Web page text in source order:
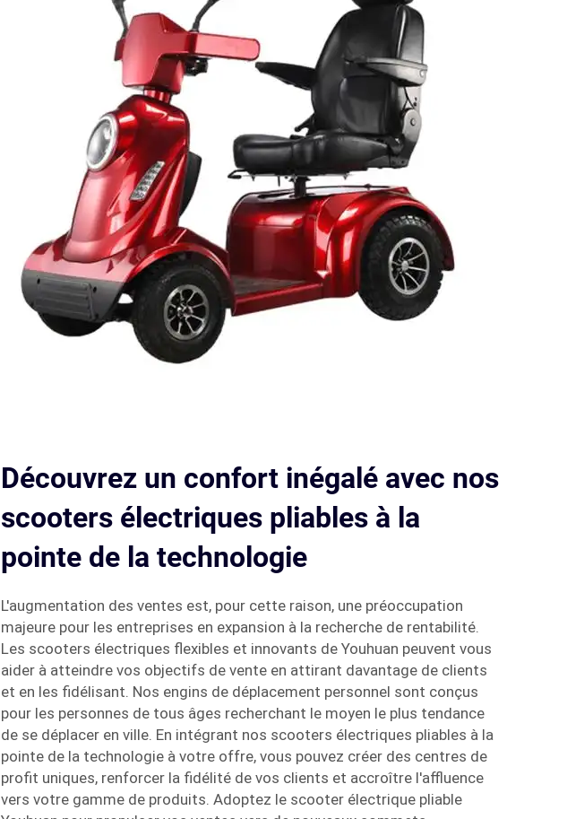
Découvrez un confort inégalé avec nos
scooters électriques pliables à la
pointe de la technologie
L'augmentation des ventes est, pour cette raison, une préoccupation
majeure pour les entreprises en expansion à la recherche de rentabilité.
Les scooters électriques flexibles et innovants de Youhuan peuvent vous
aider à atteindre vos objectifs de vente en attirant davantage de clients
et en les fidélisant. Nos engins de déplacement personnel sont conçus
pour les personnes de tous âges recherchant le moyen le plus tendance
de se déplacer en ville. En intégrant nos scooters électriques pliables à la
pointe de la technologie à votre offre, vous pouvez créer des centres de
profit uniques, renforcer la fidélité de vos clients et accroître l'affluence
vers votre gamme de produits. Adoptez le scooter électrique pliable